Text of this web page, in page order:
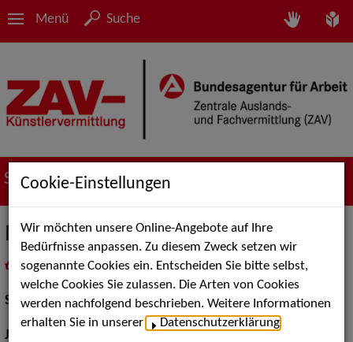
Menü Suche
Suche nach Künstler*innen
Melanie Scheytt
als PDF speichern
inMeine Merklistelegen
Schauspiel:Film und TV
Jahrgang:
Cookie-Einstellungen
Wir möchten unsere Online-Angebote auf Ihre
Bedürfnisse anpassen. Zu diesem Zweck setzen wir
sogenannte Cookies ein. Entscheiden Sie bitte selbst,
welche Cookies Sie zulassen. Die Arten von Cookies
werden nachfolgend beschrieben. Weitere Informationen
erhalten Sie in unserer
Datenschutzerklärung